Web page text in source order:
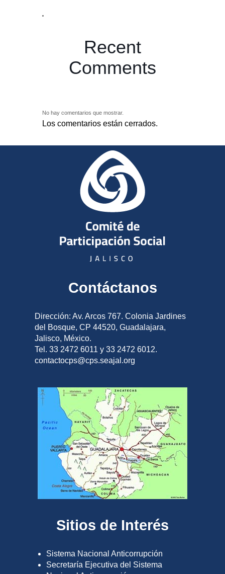
Recent
Comments
No hay comentarios que mostrar.
Los comentarios están cerrados.
Contáctanos
Dirección: Av. Arcos 767. Colonia Jardines
del Bosque, CP 44520, Guadalajara,
Jalisco, México.
Tel. 33 2472 6011 y 33 2472 6012.
contactocps@cps.seajal.org
Sitios de Interés
Sistema Nacional Anticorrupción
Secretaría Ejecutiva del Sistema